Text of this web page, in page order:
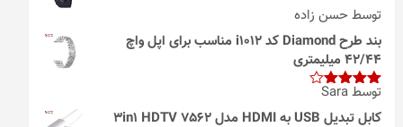
توسط حسن زاده
بند طرح Diamond کد i1012 مناسب برای اپل واچ
42/44 میلیمتری
امتیاز4
از 5
توسط Sara
کابل تبدیل USB به HDMI مدل 3in1 HDTV 7562